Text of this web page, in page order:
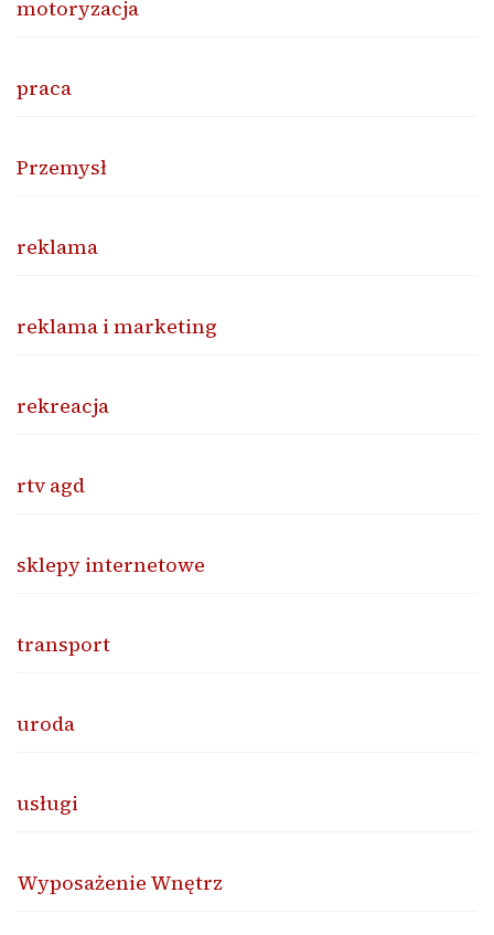
motoryzacja
praca
Przemysł
reklama
reklama i marketing
rekreacja
rtv agd
sklepy internetowe
transport
uroda
usługi
Wyposażenie Wnętrz